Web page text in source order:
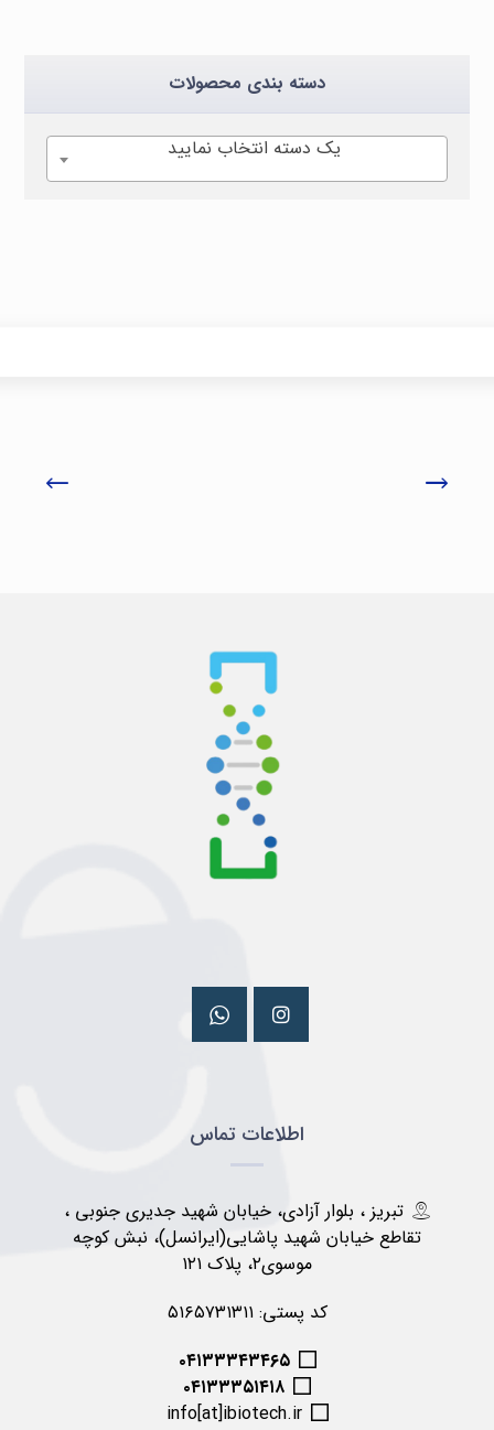
دسته بندی محصولات
یک دسته انتخاب نمایید
اطلاعات تماس
تبریز ، بلوار آزادی، خیابان شهید جدیری جنوبی ،
تقاطع خیابان شهید پاشایی(ایرانسل)، نبش کوچه
موسوی۲، پلاک ۱۲۱
کد پستی: ۵۱۶۵۷۳۱۳۱۱
۰۴۱۳۳۳۴۳۴۶۵
۰۴۱۳۳۳۵۱۴۱۸
info[at]ibiotech.ir